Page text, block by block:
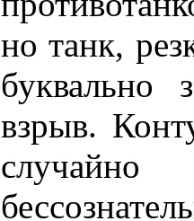
но танк,
буквально
взрыв.